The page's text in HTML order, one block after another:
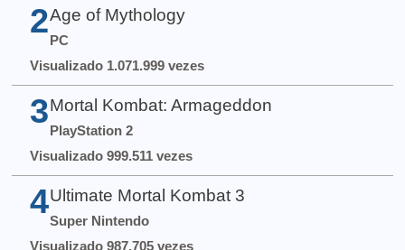
2 Age of Mythology
PC
Visualizado 1.071.999 vezes
3 Mortal Kombat: Armageddon
PlayStation 2
Visualizado 999.511 vezes
4 Ultimate Mortal Kombat 3
Super Nintendo
Visualizado 987.705 vezes